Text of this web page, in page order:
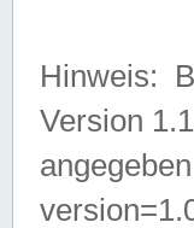
Hinweis:
Version